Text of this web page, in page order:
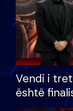
Vendi i
është